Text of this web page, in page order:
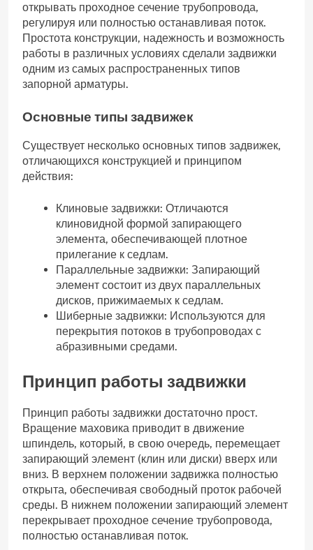
открывать проходное сечение трубопровода‚
регулируя или полностью останавливая поток.
Простота конструкции‚ надежность и возможность
работы в различных условиях сделали задвижки
одним из самых распространенных типов
запорной арматуры.
Основные типы задвижек
Существует несколько основных типов задвижек‚
отличающихся конструкцией и принципом
действия:
Клиновые задвижки: Отличаются
клиновидной формой запирающего
элемента‚ обеспечивающей плотное
прилегание к седлам.
Параллельные задвижки: Запирающий
элемент состоит из двух параллельных
дисков‚ прижимаемых к седлам.
Шиберные задвижки: Используются для
перекрытия потоков в трубопроводах с
абразивными средами.
Принцип работы задвижки
Принцип работы задвижки достаточно прост.
Вращение маховика приводит в движение
шпиндель‚ который‚ в свою очередь‚ перемещает
запирающий элемент (клин или диски) вверх или
вниз. В верхнем положении задвижка полностью
открыта‚ обеспечивая свободный проток рабочей
среды. В нижнем положении запирающий элемент
перекрывает проходное сечение трубопровода‚
полностью останавливая поток.